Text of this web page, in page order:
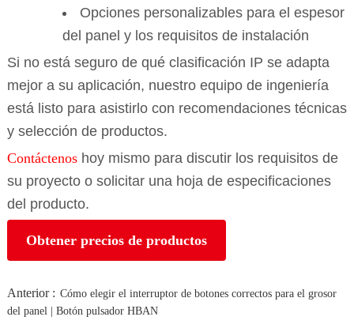
Opciones personalizables para el espesor
del panel y los requisitos de instalación
Si no está seguro de qué clasificación IP se adapta
mejor a su aplicación, nuestro equipo de ingeniería
está listo para asistirlo con recomendaciones técnicas
y selección de productos.
Contáctenoshoy mismo para discutir los requisitos de
su proyecto o solicitar una hoja de especificaciones
del producto.
Obtener precios de productos
Anterior : Cómo elegir el interruptor de botones correctos para el grosor
del panel | Botón pulsador HBAN